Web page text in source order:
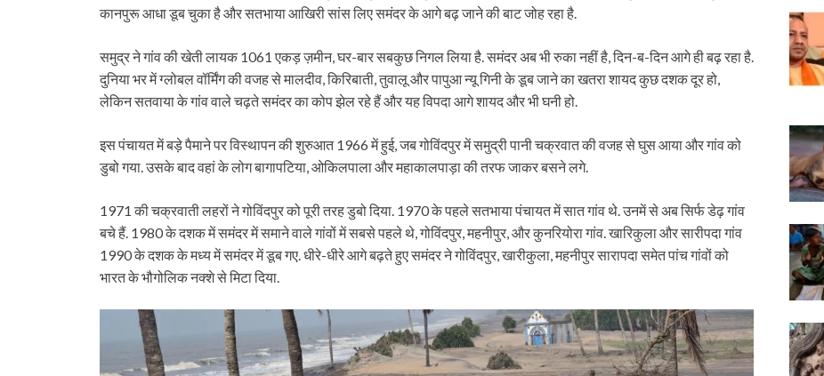
कानपुरू आधा डूब चुका है और सतभाया आखिरी सांस लिए समंदर के आगे बढ़ जाने की बाट जोह रहा है.
समुद्र ने गांव की खेती लायक 1061 एकड़ ज़मीन, घर-बार सबकुछ निगल लिया है. समंदर अब भी रुका नहीं है, दिन-ब-दिन आगे ही बढ़ रहा है.
दुनिया भर में ग्लोबल वॉर्मिंग की वजह से मालदीव, किरिबाती, तुवालू और पापुआ न्यू गिनी के डूब जाने का खतरा शायद कुछ दशक दूर हो,
लेकिन सतवाया के गांव वाले चढ़ते समंदर का कोप झेल रहे हैं और यह विपदा आगे शायद और भी घनी हो.
इस पंचायत में बड़े पैमाने पर विस्थापन की शुरुआत 1966 में हुई, जब गोविंदपुर में समुद्री पानी चक्रवात की वजह से घुस आया और गांव को
डुबो गया. उसके बाद वहां के लोग बागापटिया, ओकिलपाला और महाकालपाड़ा की तरफ जाकर बसने लगे.
1971 की चक्रवाती लहरों ने गोविंदपुर को पूरी तरह डुबो दिया. 1970 के पहले सतभाया पंचायत में सात गांव थे. उनमें से अब सिर्फ डेढ़ गांव
बचे हैं. 1980 के दशक में समंदर में समाने वाले गांवों में सबसे पहले थे, गोविंदपुर, महनीपुर, और कुनरियोरा गांव. खारिकुला और सारीपदा गांव
1990 के दशक के मध्य में समंदर में डूब गए. धीरे-धीरे आगे बढ़ते हुए समंदर ने गोविंदपुर, खारीकुला, महनीपुर सारापदा समेत पांच गांवों को
भारत के भौगोलिक नक्शे से मिटा दिया.